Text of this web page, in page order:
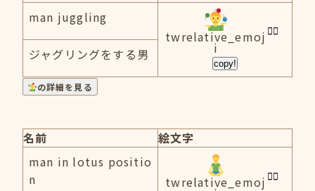
man juggling
twrelative_emoj
i
copy!
ジャグリングをする男
の詳細を見る
名前
絵文字
man in lotus positio
n
twrelative_emoj